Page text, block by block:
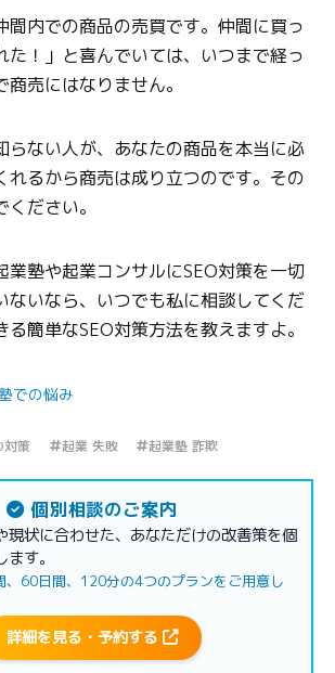
間内での商品の売買です。仲間に買っ
た！」と喜んでいては、いつまで経っ
売にはなりません。
らない人が、あなたの商品を本当に必
れるから商売は成り立つのです。その
ださい。
業塾や起業コンサルにSEO対策を一切
ないなら、いつでも私に相談してくだ
る簡単なSEO対策方法を教えますよ。
での悩み
対策 起業 失敗 起業塾 詐欺
個別相談のご案内
現状に合わせた、あなただけの改善策を個
す。
60日間、120分の4つのプランをご用意し
詳細を見る・予約する